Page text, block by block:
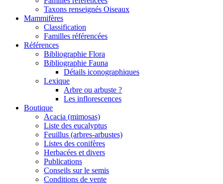
Taxons renseignés Oiseaux
Mammifères
Classification
Familles référencées
Références
Bibliographie Flora
Bibliographie Fauna
Détails iconographiques
Lexique
Arbre ou arbuste ?
Les inflorescences
Boutique
Acacia (mimosas)
Liste des eucalyptus
Feuillus (arbres-arbustes)
Listes des conifères
Herbacées et divers
Publications
Conseils sur le semis
Conditions de vente